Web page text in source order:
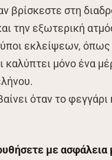
βρίσκεστε στη
την εξωτερική
εκλείψεων,
καλύπτει μόνο ένα
όταν το
με ασφάλεια